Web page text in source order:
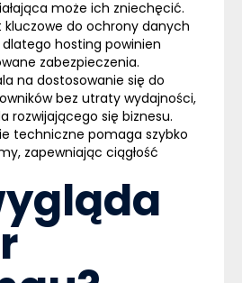
może ich zniechęcić.
kluczowe do ochrony danych
dlatego hosting powinien
zabezpieczenia.
na dostosowanie się do
bez utraty wydajności,
rozwijającego się biznesu.
techniczne pomaga szybko
zapewniając ciągłość